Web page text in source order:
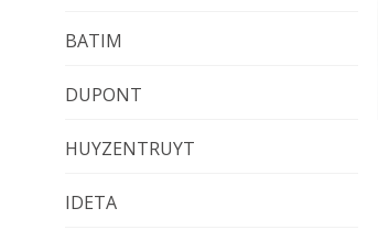
BATIM
DUPONT
HUYZENTRUYT
IDETA